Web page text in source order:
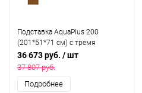
Подставка AquaPlus 200
(201*51*71 см) с тремя
дверками ДСП, орех, собранная,
подходит для модели
аквариума LUX П700
36 673 руб. / шт
37 807 руб.
Подробнее